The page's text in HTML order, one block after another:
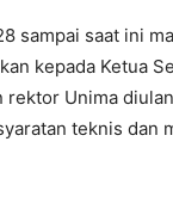
sampai saat ini
kepada Ketua
Unima
teknis dan